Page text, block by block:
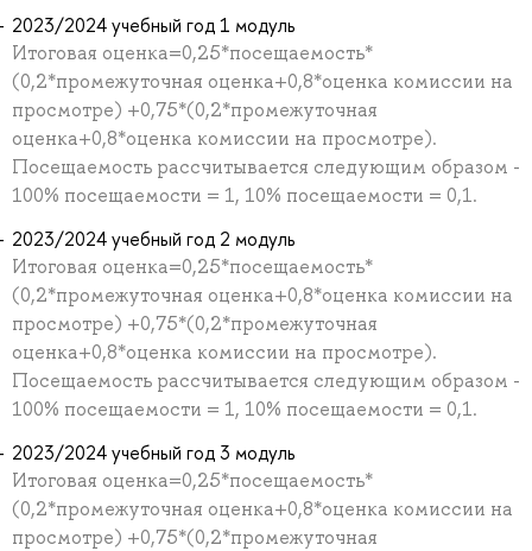
2023/2024 учебный год 1 модуль
Итоговая оценка=0,25*посещаемость*
(0,2*промежуточная оценка+0,8*оценка комиссии на
просмотре) +0,75*(0,2*промежуточная
оценка+0,8*оценка комиссии на просмотре).
Посещаемость рассчитывается следующим образом -
100% посещаемости = 1, 10% посещаемости = 0,1.
2023/2024 учебный год 2 модуль
Итоговая оценка=0,25*посещаемость*
(0,2*промежуточная оценка+0,8*оценка комиссии на
просмотре) +0,75*(0,2*промежуточная
оценка+0,8*оценка комиссии на просмотре).
Посещаемость рассчитывается следующим образом -
100% посещаемости = 1, 10% посещаемости = 0,1.
2023/2024 учебный год 3 модуль
Итоговая оценка=0,25*посещаемость*
(0,2*промежуточная оценка+0,8*оценка комиссии на
просмотре) +0,75*(0,2*промежуточная